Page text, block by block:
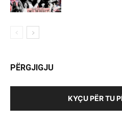
PËRGJIGJU
KYÇU PËR TU